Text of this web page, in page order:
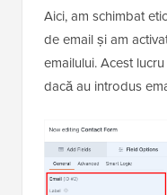
Aici, am schimbat
de email și am
emailului. Acest
dacă au introdus